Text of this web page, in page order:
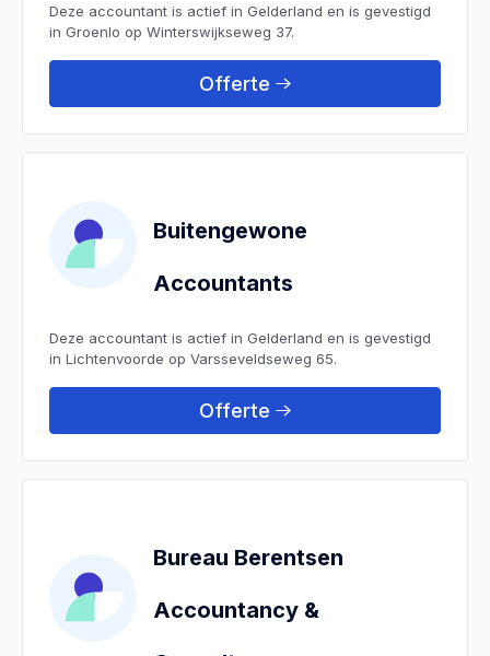
Deze accountant is actief in Gelderland en is gevestigd
in Groenlo op Winterswijkseweg 37.
Offerte
Buitengewone
Accountants
Deze accountant is actief in Gelderland en is gevestigd
in Lichtenvoorde op Varsseveldseweg 65.
Offerte
Bureau Berentsen
Accountancy &